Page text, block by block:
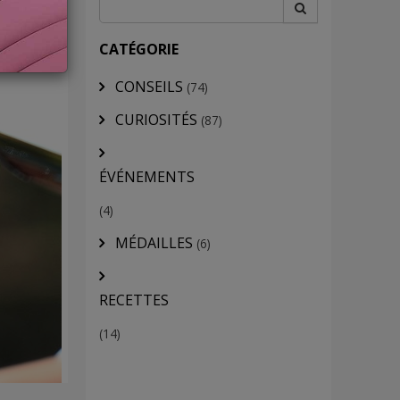
CATÉGORIE
CONSEILS (74)
CURIOSITÉS (87)
ÉVÉNEMENTS
(4)
MÉDAILLES (6)
RECETTES
(14)